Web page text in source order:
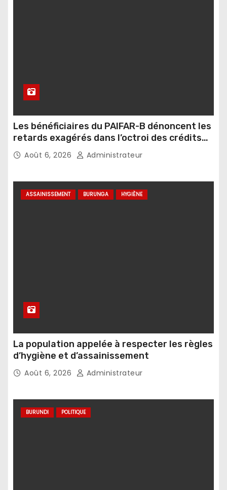
Les bénéficiaires du PAIFAR-B dénoncent les
retards exagérés dans l’octroi des crédits
agricoles
Août 6, 2026 Administrateur
ASSAINISSEMENT BURUNGA HYGIÈNE
La population appelée à respecter les règles
d’hygiène et d’assainissement
Août 6, 2026 Administrateur
BURUNDI POLITIQUE